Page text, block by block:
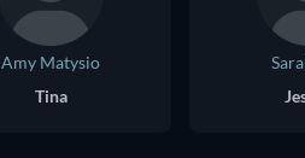
Amy Matysio
Tina